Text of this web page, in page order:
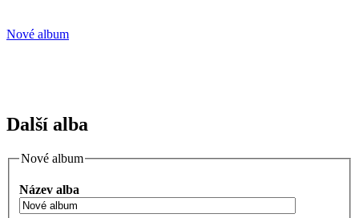
Nové album
Další alba
Nové album
Název alba